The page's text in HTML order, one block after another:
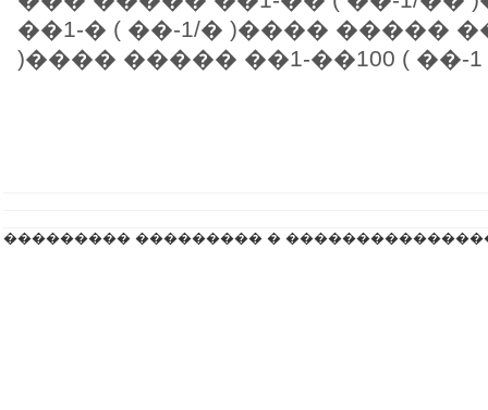
��1-� ( ��-1/� )���� �����
)���� ����� ��1-��100 ( ��-1
��������� ��������� �